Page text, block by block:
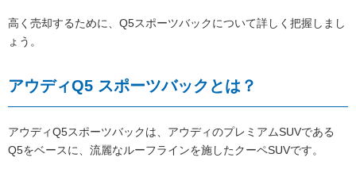
高く売却するために、Q5スポーツバックについて詳しく把握しまし
ょう。
アウディQ5 スポーツバックとは？
アウディQ5スポーツバックは、アウディのプレミアムSUVである
Q5をベースに、流麗なルーフラインを施したクーペSUVです。